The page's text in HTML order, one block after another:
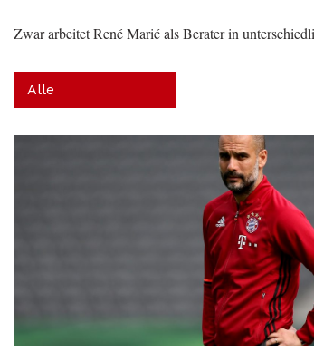
Zwar arbeitet René Marić als Berater in
Alle